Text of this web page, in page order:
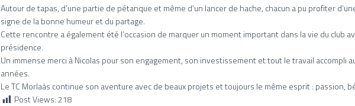
Autour de tapas, d’une partie de pétanque et même d’un lancer de hache, chacun a pu profiter
signe de la bonne humeur et du partage.
Cette rencontre a également été l’occasion de marquer un moment important dans la vie du club
présidence.
Un immense merci à Nicolas pour son engagement, son investissement et tout le travail accompli
années.
Le TC Morlaàs continue son aventure avec de beaux projets et toujours le même esprit : passion,
Post Views:218